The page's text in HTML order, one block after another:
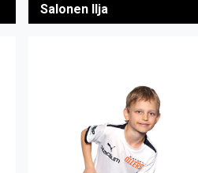
Salonen Ilja